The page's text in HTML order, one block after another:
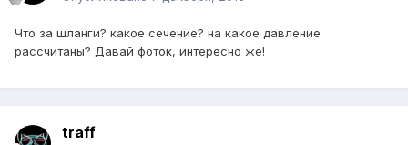
Что за шланги? какое сечение? на какое давление
рассчитаны? Давай фоток, интересно же!
traff